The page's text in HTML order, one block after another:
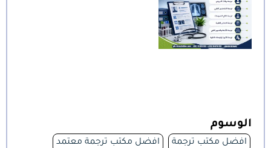
الوسوم
افضل مكتب ترجمة افضل مكتب ترجمة معتمد